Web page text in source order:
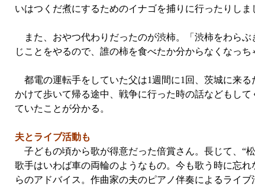
いはつくだ煮にするためのイナゴを捕りに行ったりし
また、おやつ代わりだったのが渋柿。「渋柿をわら
じことをやるので、誰の柿を食べたか分からなくなっ
都電の運転手をしていた父は1週間に1回、茨城に来
かけて歩いて帰る途中、戦争に行った時の話などもし
ていたことが分かる。
夫とライブ活動も
子どもの頃から歌が得意だった倍賞さん。長じて、“
歌手はいわば車の両輪のようなもの。今も歌う時に忘
らのアドバイス。作曲家の夫のピアノ伴奏によるライ